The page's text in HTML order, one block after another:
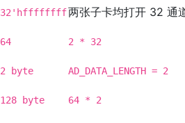
32'hffffffff两张子卡均打开 32 通
64 2 * 32
2 byte AD_DATA_LENGTH = 2
128 byte 64 * 2